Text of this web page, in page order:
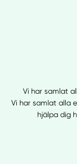
Vi har samlat
Vi har samlat alla
hjälpa dig